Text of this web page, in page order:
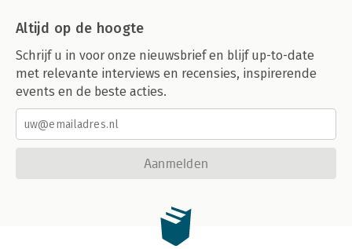
Altijd op de hoogte
Schrijf u in voor onze nieuwsbrief en blijf up-to-date
met relevante interviews en recensies, inspirerende
events en de beste acties.
Aanmelden